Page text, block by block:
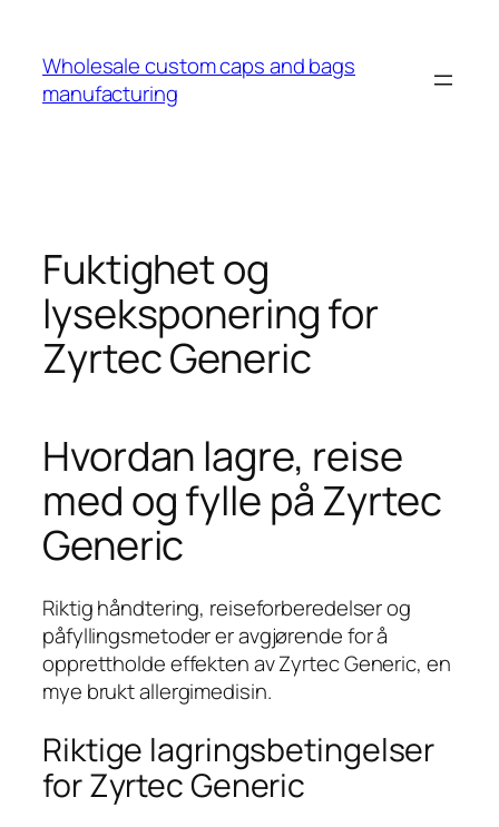
Wholesale custom caps and bags
manufacturing
Fuktighet og
lyseksponering for
Zyrtec Generic
Hvordan lagre, reise
med og fylle på Zyrtec
Generic
Riktig håndtering, reiseforberedelser og
påfyllingsmetoder er avgjørende for å
opprettholde effekten av Zyrtec Generic, en
mye brukt allergimedisin.
Riktige lagringsbetingelser
for Zyrtec Generic